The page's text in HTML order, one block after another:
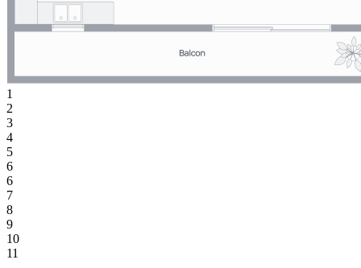
1
2
3
4
5
6
6
7
8
9
10
11